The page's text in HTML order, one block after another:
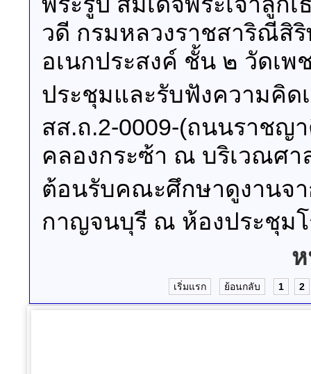
วดี กรมหลวงราชสาริณีสิ
อเนกประสงค์ ชั้น ๒ วัดเพ
ประชุมและรับฟังความคิด
สส.ถ.2-0009-(ถนนราชญ
คลองกระซ้า ณ บริเวณศ
ต้อนรับคณะศึกษาดูงานจา
กาญจนบุรี ณ ห้องประชุม
ห
เริ่มแรก ย้อนกลับ 1 2